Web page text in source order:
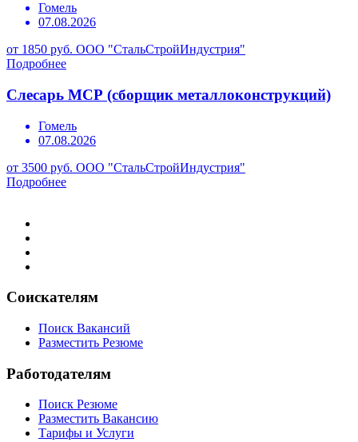
Гомель
07.08.2026
от 1850 руб. ООО "СтальСтройИндустрия"
Подробнее
Слесарь МСР (сборщик металлоконструкций)
Гомель
07.08.2026
от 3500 руб. ООО "СтальСтройИндустрия"
Подробнее
Соискателям
Поиск Вакансий
Разместить Резюме
Работодателям
Поиск Резюме
Разместить Вакансию
Тарифы и Услуги